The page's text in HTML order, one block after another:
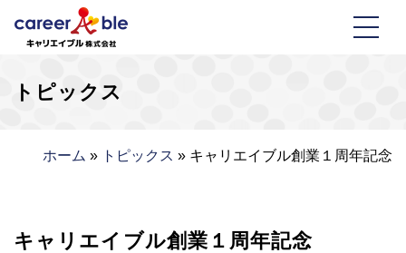
トピックス
ホーム » トピックス » キャリエイブル創業１周年記念
キャリエイブル創業１周年記念